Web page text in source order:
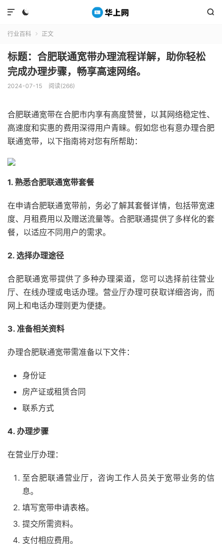
 

行业百科  正文
标题：合肥联通宽带办理流程详解，助你轻松
完成办理步骤，畅享高速网络。
2024-07-15 阅读(266)
合肥联通宽带在合肥市内享有高度赞誉，以其网络稳定性、
高速度和实惠的费用深得用户青睐。假如您也有意办理合肥
联通宽带，以下指南将对您有所帮助：
1. 熟悉合肥联通宽带套餐
在申请合肥联通宽带前，务必了解其套餐详情，包括带宽速
度、月租费用以及赠送流量等。合肥联通提供了多样化的套
餐，以适应不同用户的需求。
2. 选择办理途径
合肥联通宽带提供了多种办理渠道，您可以选择前往营业
厅、在线办理或电话办理。营业厅办理可获取详细咨询，而
网上和电话办理则更为便捷。
3. 准备相关资料
办理合肥联通宽带需准备以下文件：
身份证
房产证或租赁合同
联系方式
4. 办理步骤
在营业厅办理：
至合肥联通营业厅，咨询工作人员关于宽带业务的信
息。
填写宽带申请表格。
提交所需资料。
支付相应费用。